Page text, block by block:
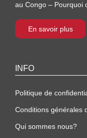
au Congo – Pourquoi
En savoir plus
INFO
Politique de
Conditions générales
Qui sommes nous?